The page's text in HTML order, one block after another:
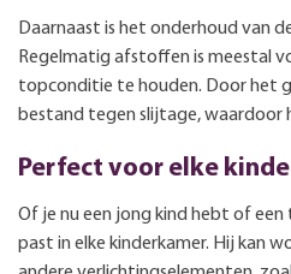
Daarnaast is het onderhoud van
Regelmatig afstoffen is meestal
topconditie te houden. Door het
bestand tegen slijtage, waardoor
Perfect voor elke
Of je nu een jong kind hebt of
past in elke kinderkamer. Hij kan